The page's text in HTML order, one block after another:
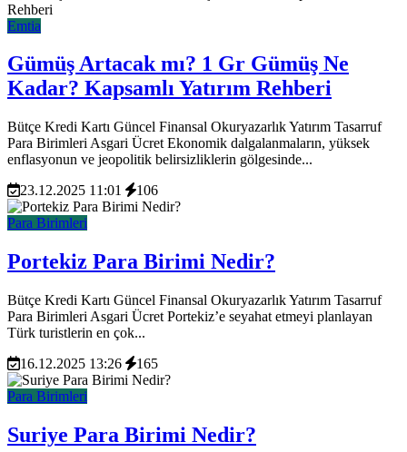
Emtia
Gümüş Artacak mı? 1 Gr Gümüş Ne
Kadar? Kapsamlı Yatırım Rehberi
Bütçe Kredi Kartı Güncel Finansal Okuryazarlık Yatırım Tasarruf
Para Birimleri Asgari Ücret Ekonomik dalgalanmaların, yüksek
enflasyonun ve jeopolitik belirsizliklerin gölgesinde...
23.12.2025 11:01
106
Para Birimleri
Portekiz Para Birimi Nedir?
Bütçe Kredi Kartı Güncel Finansal Okuryazarlık Yatırım Tasarruf
Para Birimleri Asgari Ücret Portekiz’e seyahat etmeyi planlayan
Türk turistlerin en çok...
16.12.2025 13:26
165
Para Birimleri
Suriye Para Birimi Nedir?